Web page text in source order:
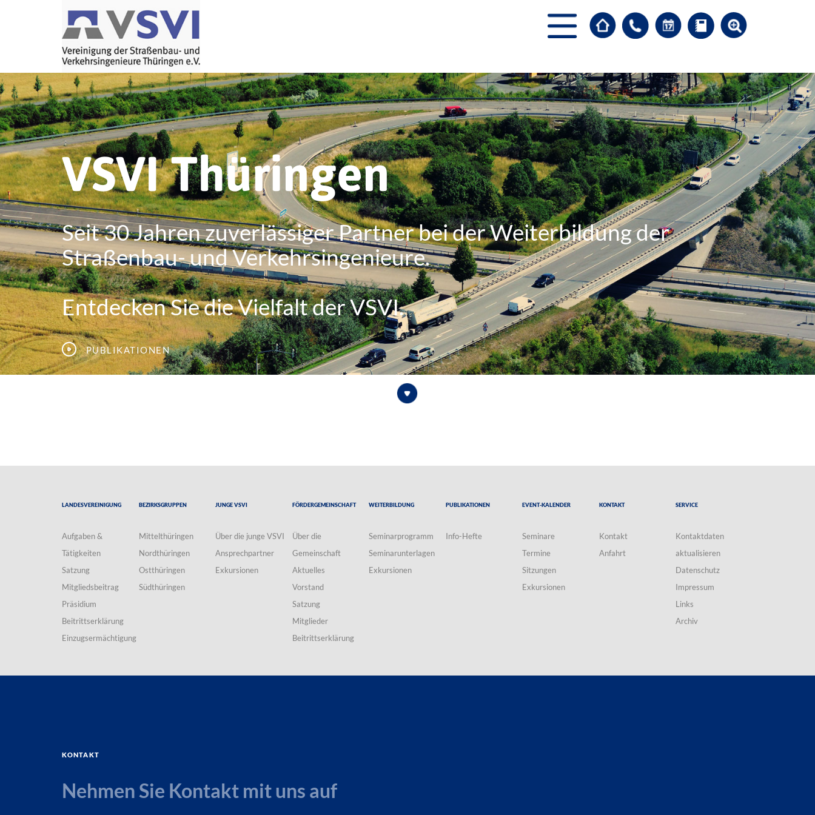
VSVI Thüringen
Seit 30 Jahren zuverlässiger Partner bei der Weiterbildung der
Straßenbau- und Verkehrsingenieure.
Entdecken Sie die Vielfalt der VSVI.
Publikationen
Landesvereinigung
Aufgaben &
Tätigkeiten
Satzung
Mitgliedsbeitrag
Präsidium
Beitrittserklärung
Einzugsermächtigung
Bezirksgruppen
Mittelthüringen
Nordthüringen
Ostthüringen
Südthüringen
Junge VSVI
Über die junge VSVI
Ansprechpartner
Exkursionen
Fördergemeinschaft
Über die
Gemeinschaft
Aktuelles
Vorstand
Satzung
Mitglieder
Beitrittserklärung
Weiterbildung
Seminarprogramm
Seminarunterlagen
Exkursionen
Publikationen
Info-Hefte
Event-Kalender
Seminare
Termine
Sitzungen
Exkursionen
Kontakt
Kontakt
Anfahrt
Service
Kontaktdaten
aktualisieren
Datenschutz
Impressum
Links
Archiv
Kontakt
Nehmen Sie Kontakt mit uns auf